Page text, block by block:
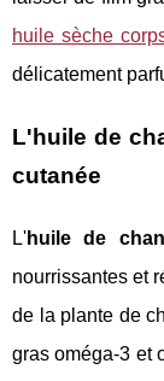
huile sèche
délicatement
L'huile de
cutanée
L'huile de
nourrissantes et
de la plante de
gras oméga-3 et